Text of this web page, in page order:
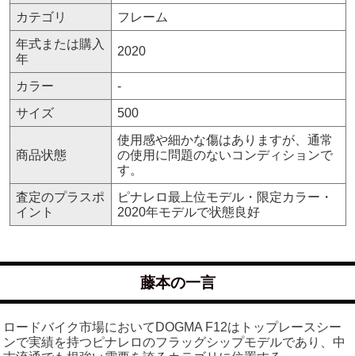
カテゴリ
フレーム
年式または購入
年
2020
カラー
-
サイズ
500
商品状態
使用感や細かな傷はありますが、通常
の使用に問題のないコンディションで
す。
査定のプラスポ
イント
ピナレロ最上位モデル・限定カラー・
2020年モデルで状態良好
藤本の一言
ロードバイク市場においてDOGMA F12はトップレースシー
ンで実績を持つピナレロのフラッグシップモデルであり、中